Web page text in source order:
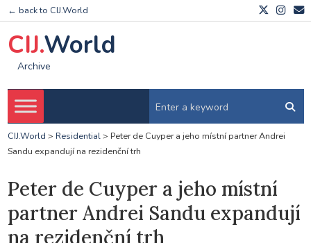
← back to CIJ.World
CIJ.World
Archive
CIJ.World > Residential> Peter de Cuyper a jeho místní partner Andrei
Sandu expandují na rezidenční trh
Peter de Cuyper a jeho místní
partner Andrei Sandu expandují
na rezidenční trh